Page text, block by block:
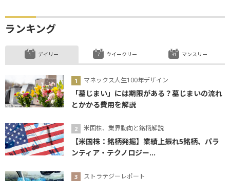
ランキング
デイリー
マネックス人生100年デザイン
「墓じまい」には期限がある？墓じまいの流れ
とかかる費用を解説
米国株、業界動向と銘柄解説
【米国株：銘柄発掘】業績上振れ5銘柄、パラ
ンティア・テクノロジー...
ストラテジーレポート
ウイークリー マンスリー